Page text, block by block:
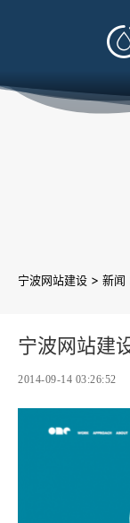
宁波网站建设 > 新闻
宁波网站建
2014-09-14 03:26:52